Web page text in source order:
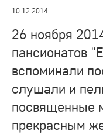
10.12.2014
26 ноября
пансионатов
вспоминали
слушали и
посвященные
прекрасным